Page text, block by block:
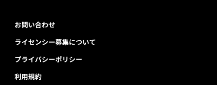
お問い合わせ
ライセンシー募集について
プライバシーポリシー
利用規約